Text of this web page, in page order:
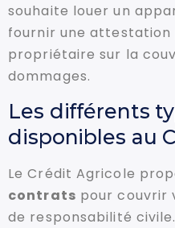
souhaite louer un
fournir une attestation
propriétaire sur la
dommages.
Les différents
disponibles au
Le Crédit Agricole
contrats pour couvrir
de responsabilité